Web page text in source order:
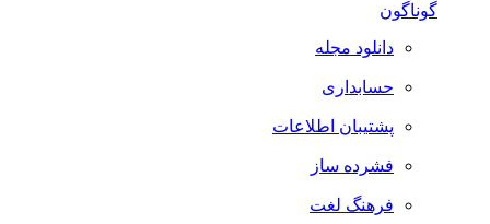
گوناگون
دانلود مجله
حسابداری
پشتیبان اطلاعات
فشرده ساز
فرهنگ لغت